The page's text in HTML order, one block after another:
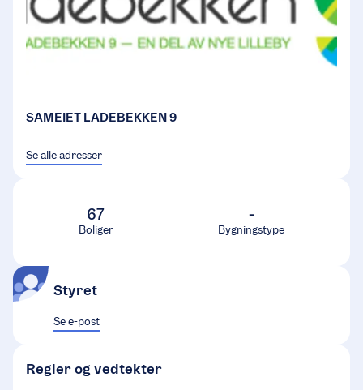
SAMEIET LADEBEKKEN 9
Se alle adresser
67
Boliger
-
Bygningstype
Styret
Se e-post
Regler og vedtekter